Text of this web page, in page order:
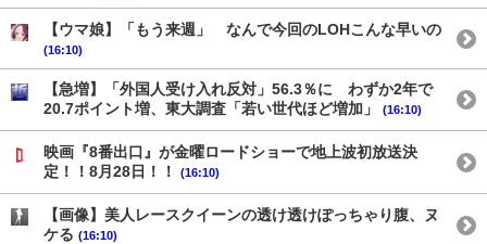
【ウマ娘】「もう来週」 なんで今回のLOHこんな早いの
(16:10)
【急増】「外国人受け入れ反対」56.3％に わずか2年で
20.7ポイント増、東大調査「若い世代ほど増加」
(16:10)
映画『8番出口』が金曜ロードショーで地上波初放送決
定！！8月28日！！
(16:10)
【画像】美人レースクイーンの透け透けぽっちゃり腹、ヌ
ケる (16:10)